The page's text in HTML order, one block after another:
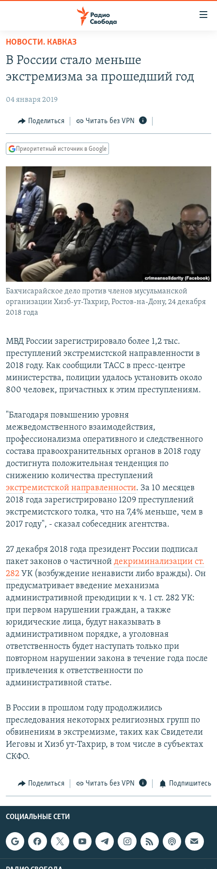
упрощенного
доступа
основному
Вернутся
главной
навигации
Вернутся
поиску
АВТОРСКИЕ ПРОЕКТЫ
ЦИТАТЫ СВОБОДЫ
МНЕНИЯ
IDEL.РЕАЛИИ
КАВКАЗ.РЕАЛИИ
СЕВЕР.РЕАЛИИ
СИБИРЬ.РЕАЛИИ
РАСПИСАНИЕ ВЕЩАНИЯ
ПОДПИШИТЕСЬ НА РАССЫЛКУ
СОЦИАЛЬНЫЕ СЕТИ
НОВОСТИ. КАВКАЗ
В России стало меньше
экстремизма за прошедший год
04 января 2019
Поделиться Читать без VPN
Приоритетный источник в Google
Бахчисарайское дело против членов мусульманской
организации Хизб-ут-Тахрир, Ростов-на-Дону, 24 декабря
2018 года
МВД России зарегистрировало более 1,2 тыс.
преступлений экстремистской направленности в
2018 году. Как сообщили ТАСС в пресс-центре
министерства, полиции удалось установить около
800 человек, причастных к этим преступлениям.
"Благодаря повышению уровня
межведомственного взаимодействия,
профессионализма оперативного и следственного
состава правоохранительных органов в 2018 году
достигнута положительная тенденция по
снижению количества преступлений
экстремистской направленности. За 10 месяцев
2018 года зарегистрировано 1209 преступлений
экстремистского толка, что на 7,4% меньше, чем в
2017 году", - сказал собеседник агентства.
27 декабря 2018 года президент России подписал
пакет законов о частичной декриминализации ст.
282 УК (возбуждение ненависти либо вражды). Он
предусматривает введение механизма
административной преюдиции к ч. 1 ст. 282 УК:
при первом нарушении граждан, а также
юридические лица, будут наказывать в
административном порядке, а уголовная
ответственность будет наступать только при
повторном нарушении закона в течение года после
привлечения к ответственности по
административной статье.
В России в прошлом году продолжились
преследования некоторых религиозных групп по
обвинениям в экстремизме, таких как Свидетели
Иеговы и Хизб ут-Тахрир, в том числе в субъектах
СКФО.
Поделиться Читать без VPN Подпишитесь
СОЦИАЛЬНЫЕ СЕТИ